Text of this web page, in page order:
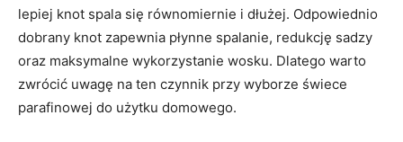
lepiej knot spala się równomiernie i dłużej. Odpowiednio
⁣dobrany​ knot‍ zapewnia płynne⁢ spalanie, redukcję ⁣sadzy‍
oraz maksymalne wykorzystanie wosku. ‌Dlatego warto
zwrócić uwagę ​na‍ ten czynnik przy wyborze ​świece
parafinowej do użytku domowego.